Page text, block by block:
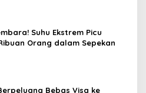
Suhu Ekstrem Picu
Orang dalam Sepekan
Bebas Visa ke